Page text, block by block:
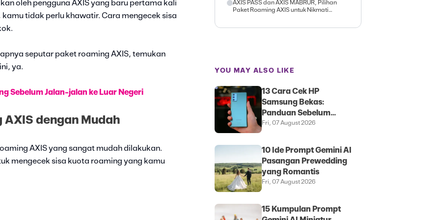
oleh pengguna AXIS yang baru pertama kali
tidak perlu khawatir. Cara mengecek sisa
seputar paket roaming AXIS, temukan
ya.
Sebelum Jalan-jalan ke Luar Negeri
dengan Mudah
AXIS yang sangat mudah dilakukan.
mengecek sisa kuota roaming yang kamu
AXIS PASS dan AXIS MABRUR, Pilihan
Paket Roaming AXIS untuk Nikmati
YOU MAY ALSO LIKE
13 Cara Cek HP
Samsung Bekas:
Panduan Sebelum
Membeli
Fri, 07 August 2026
10 Ide Prompt Gemini AI
Pasangan Prewedding
yang Romantis
Fri, 07 August 2026
15 Kumpulan Prompt